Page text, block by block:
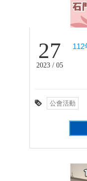
27
2023 / 05
公會活動